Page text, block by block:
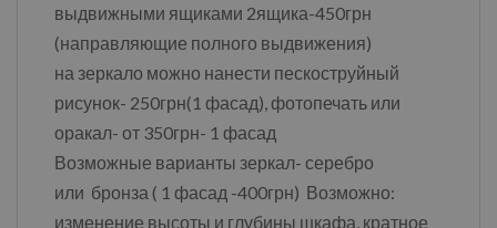
выдвижными ящиками 2ящика-450грн
(направляющие полного выдвижения)
на зеркало можно нанести пескоструйный
рисунок- 250грн(1 фасад), фотопечать или
оракал- от 350грн- 1 фасад
Возможные варианты зеркал- серебро
или бронза ( 1 фасад -400грн) Возможно:
изменение высоты и глубины шкафа, кратное